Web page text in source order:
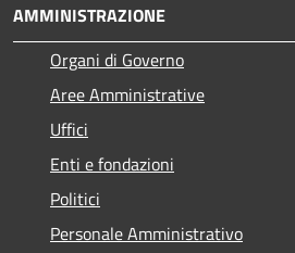
AMMINISTRAZIONE
Organi di Governo
Aree Amministrative
Uffici
Enti e fondazioni
Politici
Personale Amministrativo